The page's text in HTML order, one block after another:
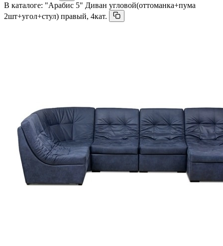
В каталоге: "Арабис 5" Диван угловой(оттоманка+пума
2шт+угол+стул) правый, 4кат.